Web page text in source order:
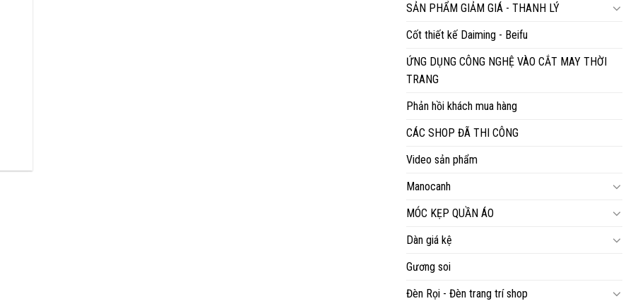
SẢN PHẨM GIẢM GIÁ - THANH LÝ
Cốt thiết kế Daiming - Beifu
ỨNG DỤNG CÔNG NGHỆ VÀO CẮT MAY THỜI
TRANG
Phản hồi khách mua hàng
CÁC SHOP ĐÃ THI CÔNG
Video sản phẩm
Manocanh
MÓC KẸP QUẦN ÁO
Dàn giá kệ
Gương soi
Đèn Rọi - Đèn trang trí shop